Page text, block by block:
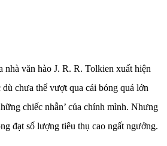
nhà văn hào J. R. R. Tolkien xuất hiện
chưa thể vượt qua cái bóng quá lớn
chiếc nhẫn’ của chính mình. Nhưng
đạt số lượng tiêu thụ cao ngất ngưởng.